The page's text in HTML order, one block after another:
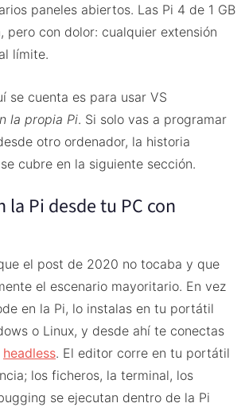
paneles abiertos. Las Pi 4 de 1 GB
pero con dolor: cualquier extensión
límite.
se cuenta es para usar VS
la propia Pi. Si solo vas a programar
otro ordenador, la historia
cubre en la siguiente sección.
la Pi desde tu PC con
el post de 2020 no tocaba y que
el escenario mayoritario. En vez
en la Pi, lo instalas en tu portátil
o Linux, y desde ahí te conectas
headless. El editor corre en tu portátil
los ficheros, la terminal, los
se ejecutan dentro de la Pi